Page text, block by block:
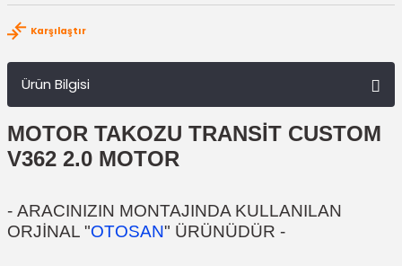
Karşılaştır
Ürün Bilgisi
MOTOR TAKOZU TRANSİT CUSTOM
V362 2.0 MOTOR
- ARACINIZIN MONTAJINDA KULLANILAN
ORJİNAL "OTOSAN" ÜRÜNÜDÜR -